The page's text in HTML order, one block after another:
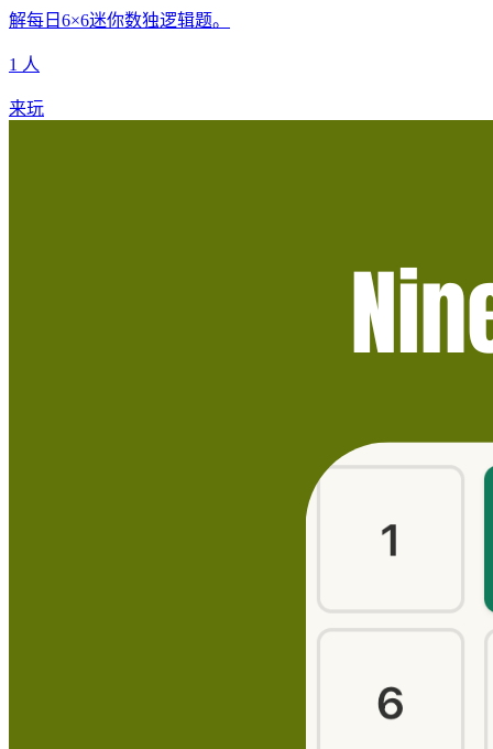
解每日6×6迷你数独逻辑题。
1 人
来玩